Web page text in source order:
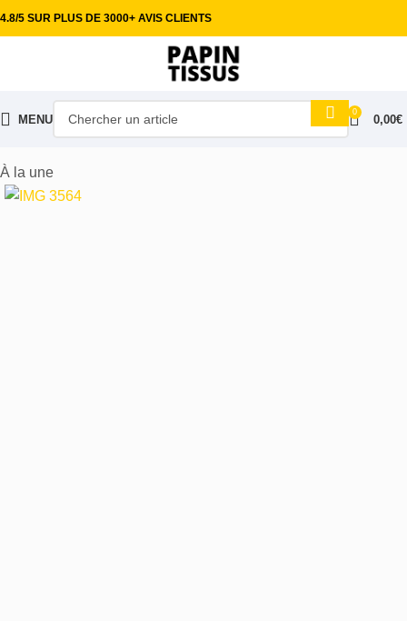
4.8/5 SUR PLUS DE 3000+ AVIS CLIENTS
MENU
0
0,00€
À la une